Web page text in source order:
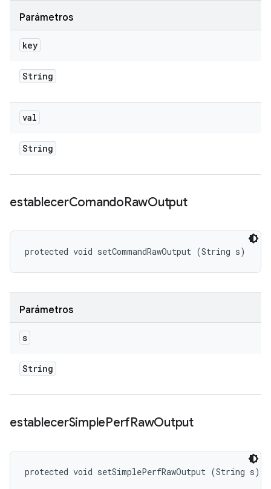
Parámetros
key
String
val
String
establecerComandoRawOutput
protected void setCommandRawOutput (String s)
Parámetros
s
String
establecerSimplePerfRawOutput
protected void setSimplePerfRawOutput (String s)